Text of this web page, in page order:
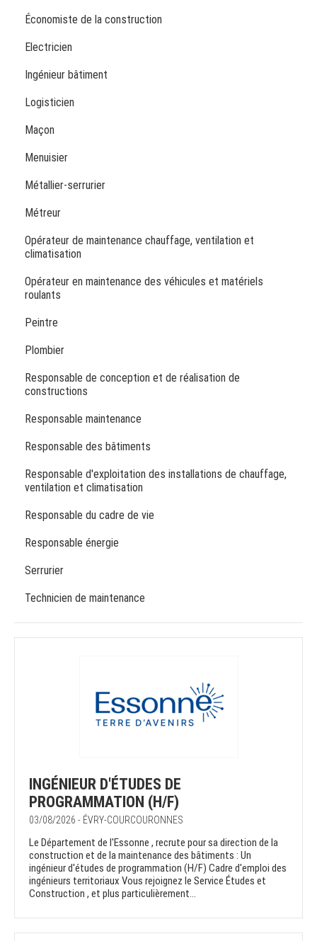
Économiste de la construction
Electricien
Ingénieur bâtiment
Logisticien
Maçon
Menuisier
Métallier-serrurier
Métreur
Opérateur de maintenance chauffage, ventilation et
climatisation
Opérateur en maintenance des véhicules et matériels
roulants
Peintre
Plombier
Responsable de conception et de réalisation de
constructions
Responsable maintenance
Responsable des bâtiments
Responsable d'exploitation des installations de chauffage,
ventilation et climatisation
Responsable du cadre de vie
Responsable énergie
Serrurier
Technicien de maintenance
INGÉNIEUR D'ÉTUDES DE
PROGRAMMATION (H/F)
03/08/2026 - ÉVRY-COURCOURONNES
Le Département de l'Essonne , recrute pour sa direction de la
construction et de la maintenance des bâtiments : Un
ingénieur d'études de programmation (H/F) Cadre d'emploi des
ingénieurs territoriaux Vous rejoignez le Service Études et
Construction , et plus particulièrement...